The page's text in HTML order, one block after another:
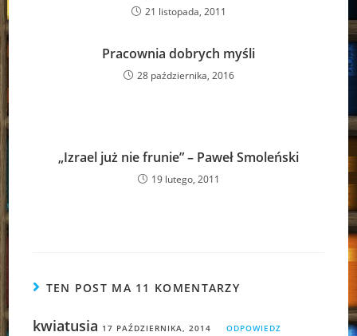
21 listopada, 2011
Pracownia dobrych myśli
28 października, 2016
„Izrael już nie frunie” – Paweł Smoleński
19 lutego, 2011
TEN POST MA 11 KOMENTARZY
kwiatusia 17 PAŹDZIERNIKA, 2014 ODPOWIEDZ